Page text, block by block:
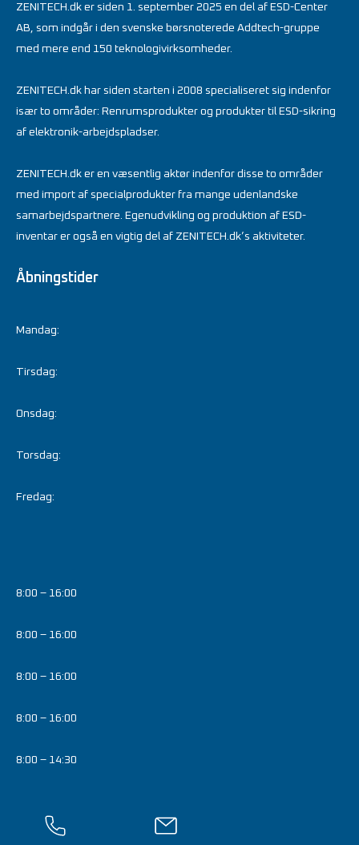
ZENITECH.dk er siden 1. september 2025 en del af ESD-Center
AB, som indgår i den svenske børsnoterede Addtech-gruppe
med mere end 150 teknologivirksomheder.
ZENITECH.dk har siden starten i 2008 specialiseret sig indenfor
især to områder: Renrumsprodukter og produkter til ESD-sikring
af elektronik-arbejdspladser.
ZENITECH.dk er en væsentlig aktør indenfor disse to områder
med import af specialprodukter fra mange udenlandske
samarbejdspartnere. Egenudvikling og produktion af ESD-
inventar er også en vigtig del af ZENITECH.dk’s aktiviteter.
Åbningstider
Mandag:
Tirsdag:
Onsdag:
Torsdag:
Fredag:
8:00 – 16:00
8:00 – 16:00
8:00 – 16:00
8:00 – 16:00
8:00 – 14:30